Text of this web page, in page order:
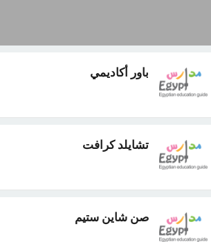
باور أكاديمي
تشايلد كرافت
صن شاين ستيم